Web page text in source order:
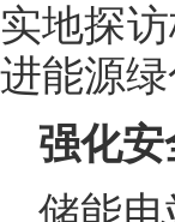
实地探
进能源
强化
储能